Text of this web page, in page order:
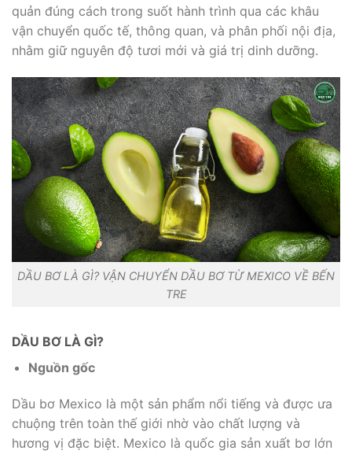
quản đúng cách trong suốt hành trình qua các khâu
vận chuyển quốc tế, thông quan, và phân phối nội địa,
nhằm giữ nguyên độ tươi mới và giá trị dinh dưỡng.
DẦU BƠ LÀ GÌ? VẬN CHUYỂN DẦU BƠ TỪ MEXICO VỀ BẾN
TRE
DẦU BƠ LÀ GÌ?
Nguồn gốc
Dầu bơ Mexico là một sản phẩm nổi tiếng và được ưa
chuộng trên toàn thế giới nhờ vào chất lượng và
hương vị đặc biệt. Mexico là quốc gia sản xuất bơ lớn